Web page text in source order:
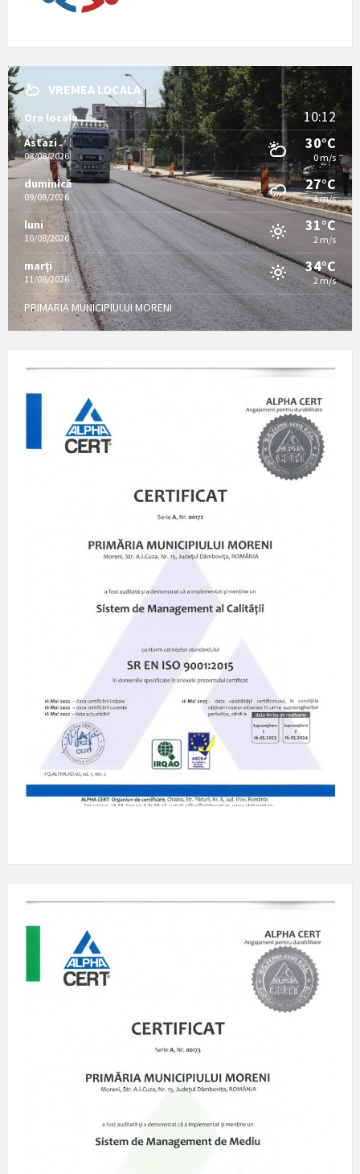
VREMEA LOCALA
Ora locala 10:12
Astazi
08/08/2026
30°C
0 m/s
duminică
09/08/2026
27°C
1 m/s
luni
10/08/2026
31°C
2 m/s
marți
11/08/2026
34°C
2 m/s
PRIMARIA MUNICIPIULUI MORENI